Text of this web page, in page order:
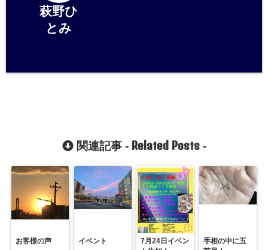
萩野ひ
とみ
関連記事 - Related Posts-
お客様の声 イベント
7月24日イベン
手相の中に五